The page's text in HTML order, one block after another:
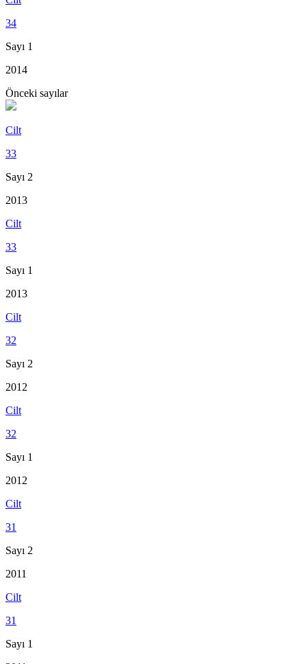
34
Sayı 1
2014
Önceki sayılar
Cilt
33
Sayı 2
2013
Cilt
33
Sayı 1
2013
Cilt
32
Sayı 2
2012
Cilt
32
Sayı 1
2012
Cilt
31
Sayı 2
2011
Cilt
31
Sayı 1